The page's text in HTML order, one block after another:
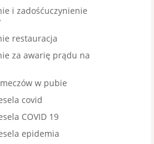
i zadośćuczynienie
restauracja
za awarię prądu na
w pubie
covid
COVID 19
epidemia